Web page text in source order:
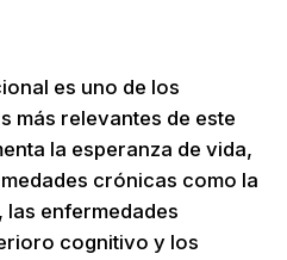
es uno de los
más relevantes de este
la esperanza de vida,
crónicas como la
las enfermedades
cognitivo y los